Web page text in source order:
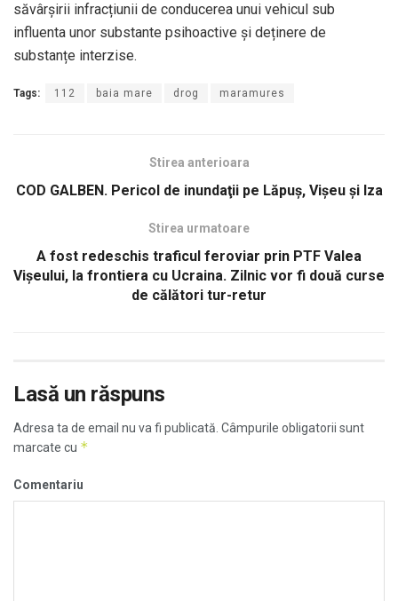
săvârșirii infracțiunii de conducerea unui vehicul sub
influenta unor substante psihoactive și deținere de
substanțe interzise.
Tags: 112 baia mare drog maramures
Stirea anterioara
COD GALBEN. Pericol de inundaţii pe Lăpuş, Vişeu şi Iza
Stirea urmatoare
A fost redeschis traficul feroviar prin PTF Valea
Vișeului, la frontiera cu Ucraina. Zilnic vor fi două curse
de călători tur-retur
Lasă un răspuns
Adresa ta de email nu va fi publicată. Câmpurile obligatorii sunt
marcate cu *
Comentariu